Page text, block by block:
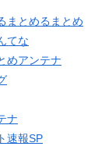
まとめるまとめ
てな
めアンテナ
ナ
速報SP